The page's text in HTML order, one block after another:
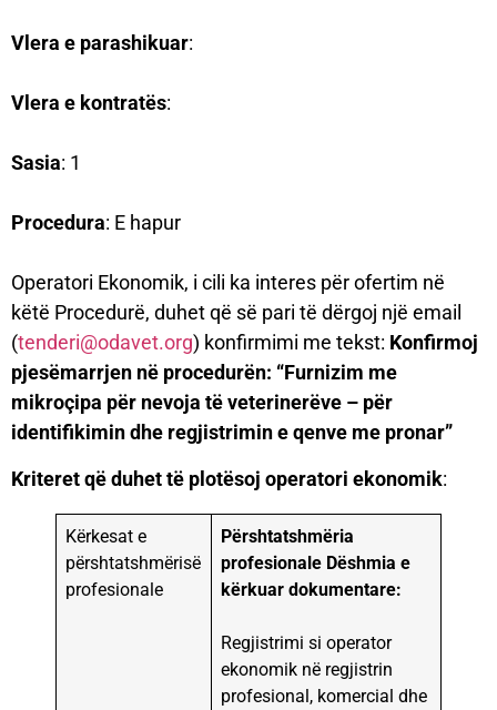
Vlera e parashikuar:
Vlera e kontratës:
Sasia: 1
Procedura: E hapur
Operatori Ekonomik, i cili ka interes për ofertim në
këtë Procedurë, duhet që së pari të dërgoj një email
(tenderi@odavet.org) konfirmimi me tekst: Konfirmoj
pjesëmarrjen në procedurën: “Furnizim me
mikroçipa për nevoja të veterinerëve – për
identifikimin dhe regjistrimin e qenve me pronar”
Kriteret që duhet të plotësoj operatori ekonomik:
Kërkesat e
përshtatshmërisë
profesionale
Përshtatshmëria
profesionale Dëshmia e
kërkuar dokumentare:
Regjistrimi si operator
ekonomik në regjistrin
profesional, komercial dhe